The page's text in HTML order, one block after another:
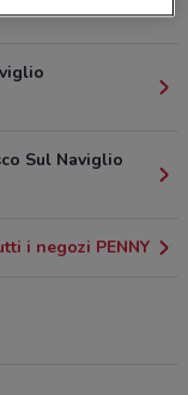
Sul Naviglio
i negozi PENNY